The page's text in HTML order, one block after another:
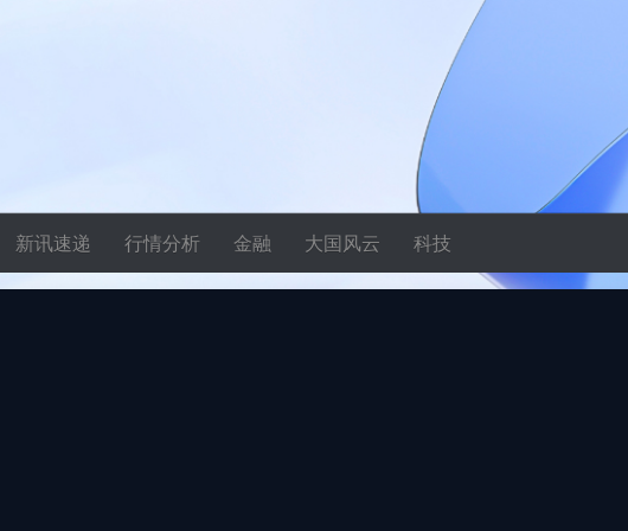
新讯速递 行情分析 金融 大国风云 科技